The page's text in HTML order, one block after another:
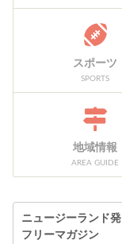
スポーツ
SPORTS
地域情報
AREA GUIDE
ニュージーランド発
フリーマガジン